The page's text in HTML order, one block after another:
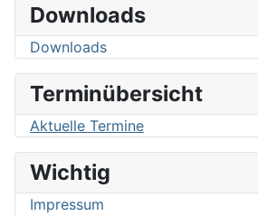
Downloads
Downloads
Terminübersicht
Aktuelle Termine
Wichtig
Impressum